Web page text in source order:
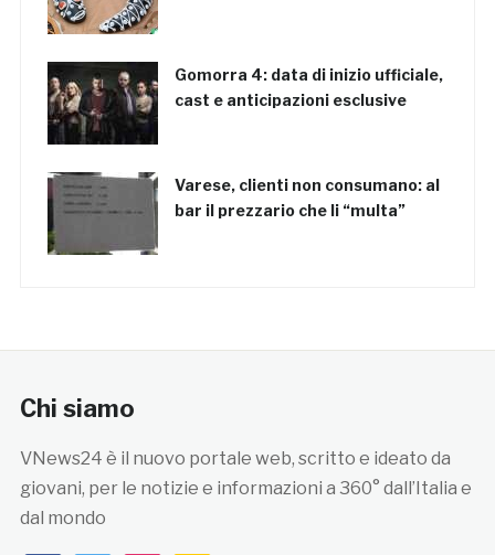
Gomorra 4: data di inizio ufficiale,
cast e anticipazioni esclusive
Varese, clienti non consumano: al
bar il prezzario che li “multa”
Chi siamo
VNews24 è il nuovo portale web, scritto e ideato da
giovani, per le notizie e informazioni a 360° dall’Italia e
dal mondo